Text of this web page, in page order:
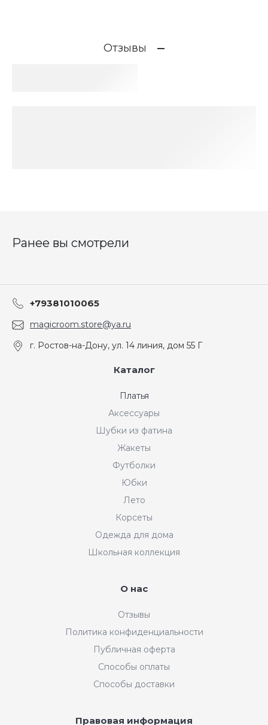
Отзывы
Ранее вы смотрели
+79381010065
magicroom.store@ya.ru
г. Ростов-на-Дону, ул. 14 линия, дом 55 Г
Каталог
Платья
Аксессуары
Шубки из фатина
Жакеты
Футболки
Юбки
Лето
Корсеты
Одежда для дома
Школьная коллекция
О нас
Отзывы
Политика конфиденциальности
Публичная оферта
Способы оплаты
Способы доставки
Правовая информация